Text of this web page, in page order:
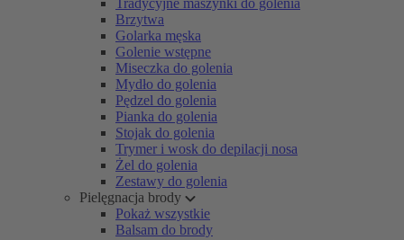
Tradycyjne maszynki do golenia
Brzytwa
Golarka męska
Golenie wstępne
Miseczka do golenia
Mydło do golenia
Pędzel do golenia
Pianka do golenia
Stojak do golenia
Trymer i wosk do depilacji nosa
Żel do golenia
Zestawy do golenia
Pielęgnacja brody
Pokaż wszystkie
Balsam do brody